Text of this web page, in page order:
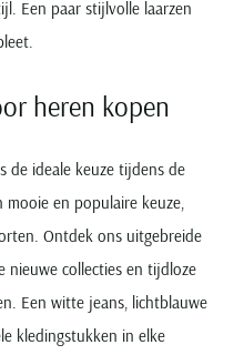
Een paar stijlvolle laarzen
heren kopen
de ideale keuze tijdens de
en populaire keuze,
Ontdek ons uitgebreide
nieuwe collecties en tijdloze
Een witte jeans, lichtblauwe
kledingstukken in elke